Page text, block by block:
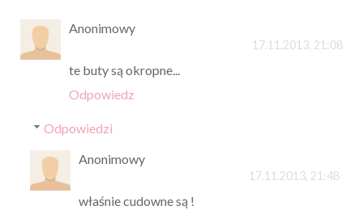
Anonimowy
17.11.2013, 21:08
te buty są okropne...
Odpowiedz
Odpowiedzi
Anonimowy
17.11.2013, 21:48
właśnie cudowne są !